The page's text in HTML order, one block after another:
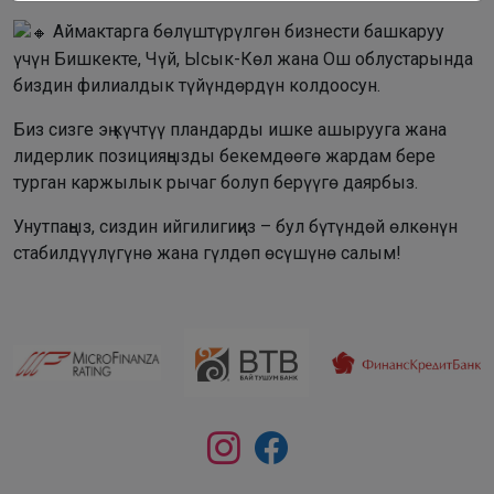
Аймактарга бөлүштүрүлгөн бизнести башкаруу
үчүн Бишкекте, Чүй, Ысык-Көл жана Ош облустарында
биздин филиалдык түйүндөрдүн колдоосун.
Биз сизге эң күчтүү пландарды ишке ашырууга жана
лидерлик позицияңызды бекемдөөгө жардам бере
турган каржылык рычаг болуп берүүгө даярбыз.
Унутпаңыз, сиздин ийгилигиңиз – бул бүтүндөй өлкөнүн
стабилдүүлүгүнө жана гүлдөп өсүшүнө салым!